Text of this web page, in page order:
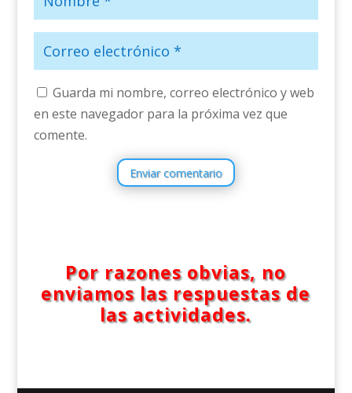
Guarda mi nombre, correo electrónico y web
en este navegador para la próxima vez que
comente.
Enviar comentario
Por razones obvias, no
enviamos las respuestas de
las actividades.